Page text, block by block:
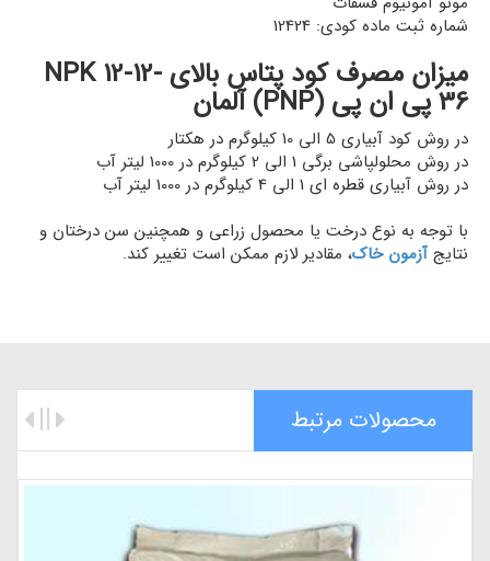
شماره ثبت ماده کودی: 12424
میزان مصرف کود پتاس بالای NPK 12-12-
36 پی ان پی (PNP) آلمان
در روش کود آبیاری 5 الی 10 کیلوگرم در هکتار
در روش محلولپاشی برگی 1 الی 2 کیلوگرم در 1000 لیتر آب
در روش آبیاری قطره ای 1 الی 4 کیلوگرم در 1000 لیتر آب
با توجه به نوع درخت یا محصول زراعی و همچنین سن درختان و
نتایجآزمون خاک، مقادیر لازم ممکن است تغییر کند.
محصولات مرتبط